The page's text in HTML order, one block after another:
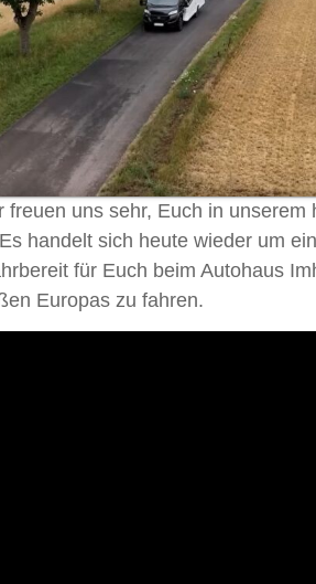
freuen uns sehr, Euch in unserem
handelt sich heute wieder um
für Euch beim Autohaus
Europas zu fahren.